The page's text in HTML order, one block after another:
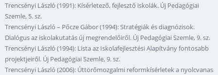
Trencsényi László (1991): Kísérletező, fejlesztő iskolák. Új Pedagógiai
Szemle, 5. sz.
Trencsényi László – Pőcze Gábor (1994): Stratégiák és diagnózisok.
Dialógus az iskolakutatás új megrendelőiről. Új Pedagógiai Szemle, 9. sz.
Trencsényi László (1994): Lista az Iskolafejlesztési Alapítvány fontosabb
projektjeiről. Új Pedagógiai Szemle, 9. sz.
Trencsényi László (2006): Úttörőmozgalmi reformkísérletek a nyolcvanas